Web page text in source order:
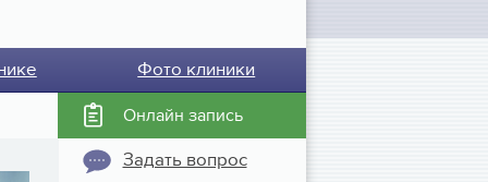
Фото клиники
Онлайн запись
Задать вопрос